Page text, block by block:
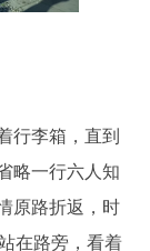
行李箱，直到
略一行六人知
原路折返，时
在路旁，看着